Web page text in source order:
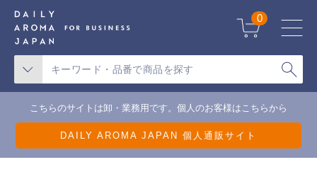
こちらのサイトは卸・業務用です。個人のお客様はこちらから
DAILY AROMA JAPAN 個人通販サイト
0